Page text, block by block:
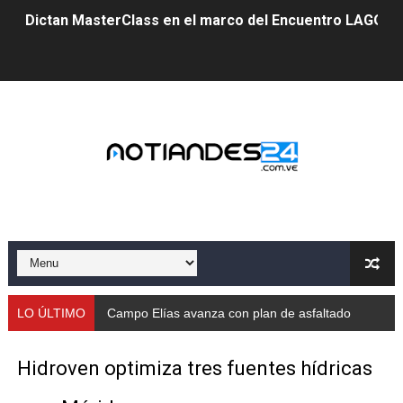
Dictan MasterClass en el marco del Encuentro LAGO
Gobernador Arnaldo Sánchez apadrina a más de 993
Mérida fortalece su reserva deportiva de cara a
Gobernación de Mérida instalará mesa de trabajo con
Fundecem ofrece taller de bordado en punto de cruz
LO ÚLTIMO Campo Elías avanza con plan de asfaltado
Hidroven optimiza tres fuentes hídricas